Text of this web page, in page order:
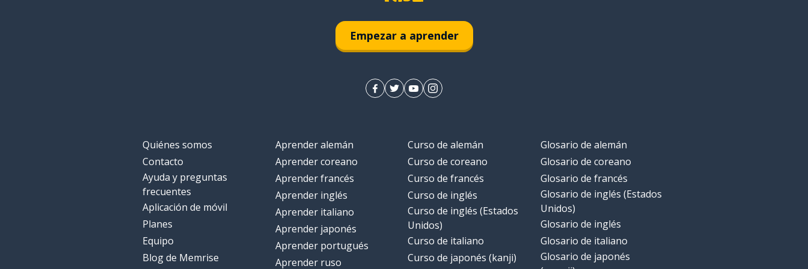
Empezar a aprender
Quiénes somos
Contacto
Ayuda y preguntas
frecuentes
Aplicación de móvil
Planes
Equipo
Blog de Memrise
Aprender alemán
Aprender coreano
Aprender francés
Aprender inglés
Aprender italiano
Aprender japonés
Aprender portugués
Aprender ruso
Curso de alemán
Curso de coreano
Curso de francés
Curso de inglés
Curso de inglés (Estados
Unidos)
Curso de italiano
Curso de japonés (kanji)
Glosario de alemán
Glosario de coreano
Glosario de francés
Glosario de inglés (Estados
Unidos)
Glosario de inglés
Glosario de italiano
Glosario de japonés